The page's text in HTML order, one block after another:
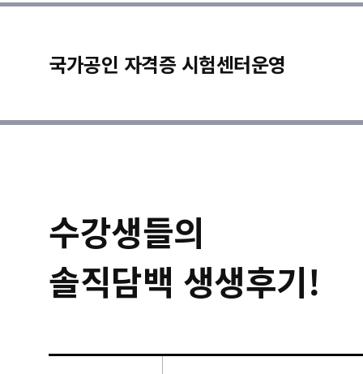
국가공인 자격증 시험센터운영
수강생들의
솔직담백 생생후기!